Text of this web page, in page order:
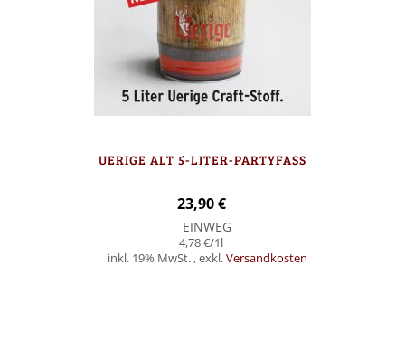
UERIGE ALT 5-LITER-PARTYFASS
23,90 €
EINWEG
4,78 €/1l
inkl. 19% MwSt. ,exkl.Versandkosten